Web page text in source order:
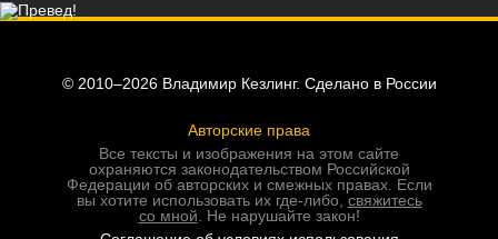
© 2010–2026 Владимир Кезлинг. Сделано в России
Авторские права
Все тексты и изображения на этом сайте
охраняются законодательством Российской
Федерации об авторских и смежных правах. Если
вы хотите использовать их где-либо, свяжитесь
со мной . Не нарушайте закон!